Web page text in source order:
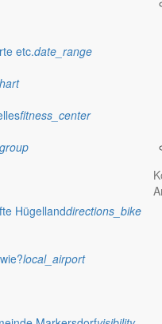
etc.date_range
fitness_center
group
Hügellanddirections_bike
local_airport